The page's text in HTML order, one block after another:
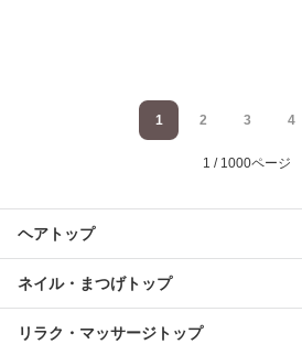
1 2 3 4
1 / 1000ページ
ヘアトップ
ネイル・まつげトップ
リラク・マッサージトップ